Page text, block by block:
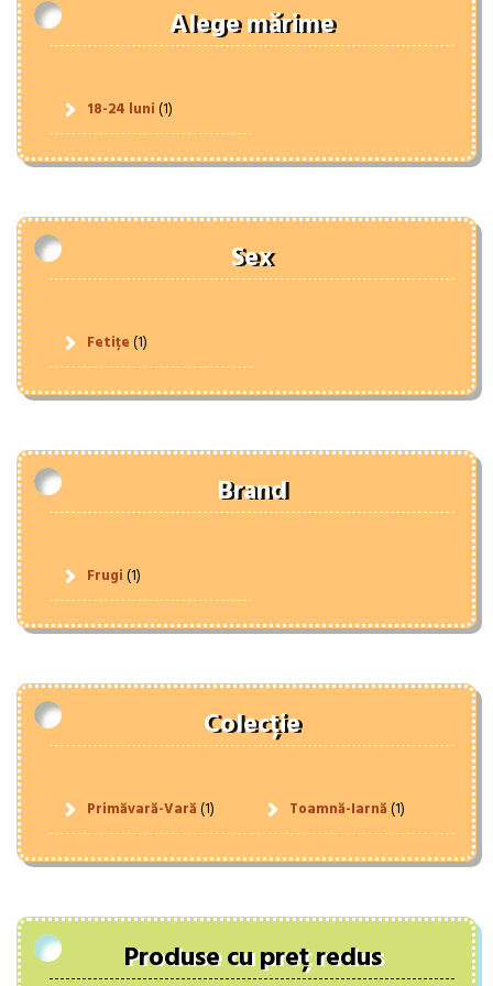
Alege mărime
18-24 luni(1)
Sex
Fetițe(1)
Brand
Frugi(1)
Colecție
Primăvară-Vară(1) Toamnă-Iarnă(1)
Produse cu preț redus